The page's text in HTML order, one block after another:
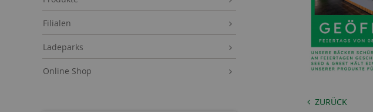
ZURÜCK
Filialen
Ladeparks
Online Shop